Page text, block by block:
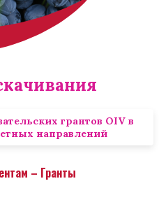
грантов OIV в
направлений
– Гранты